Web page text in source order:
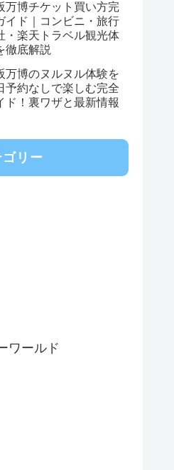
万博チケット買い方完
イド｜コンビニ・旅行
・楽天トラベル観光体
徹底解説
万博のヌルヌル体験を
予約なしで楽しむ完全
ド！裏ワザと最新情報
ゴリー
ワールド